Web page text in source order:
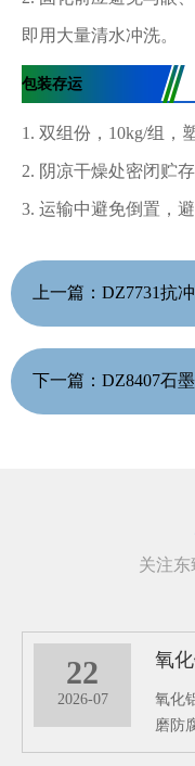
即用大量清水冲洗。
包装存运
1. 双组份，10kg/组，
2. 阴凉干燥处密闭贮
3. 运输中避免倒置，
上一篇： DZ7731抗
下一篇： DZ8407石
关注
22
2026-07
氧化
磨防
泛。